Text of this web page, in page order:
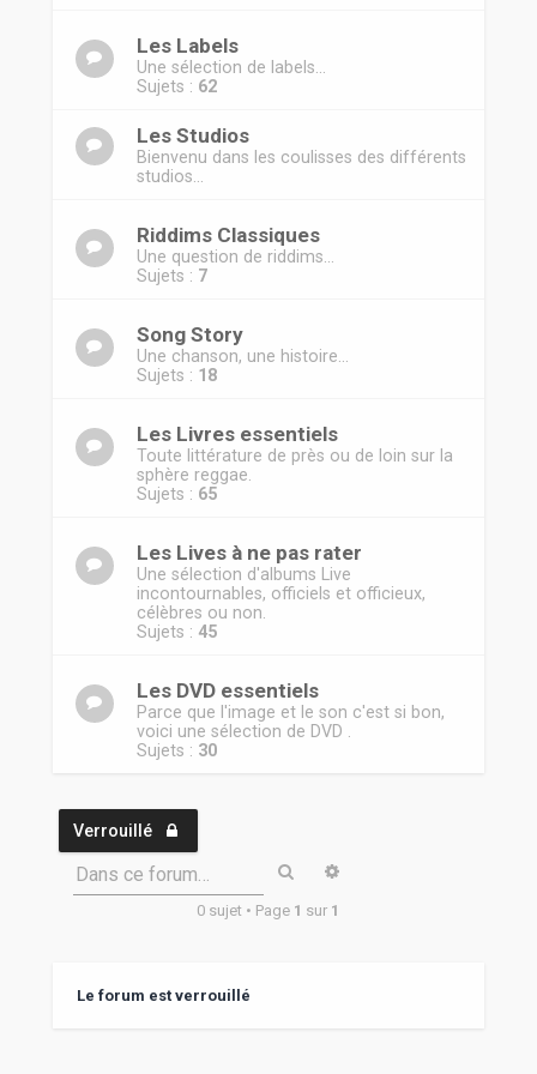
Les Labels
Une sélection de labels...
Sujets : 62
Les Studios
Bienvenu dans les coulisses des différents
studios...
Riddims Classiques
Une question de riddims...
Sujets : 7
Song Story
Une chanson, une histoire...
Sujets : 18
Les Livres essentiels
Toute littérature de près ou de loin sur la
sphère reggae.
Sujets : 65
Les Lives à ne pas rater
Une sélection d'albums Live
incontournables, officiels et officieux,
célèbres ou non.
Sujets : 45
Les DVD essentiels
Parce que l'image et le son c'est si bon,
voici une sélection de DVD .
Sujets : 30
Verrouillé
Dans ce forum… Rechercher
0 sujet • Page 1 sur 1
Le forum est verrouillé